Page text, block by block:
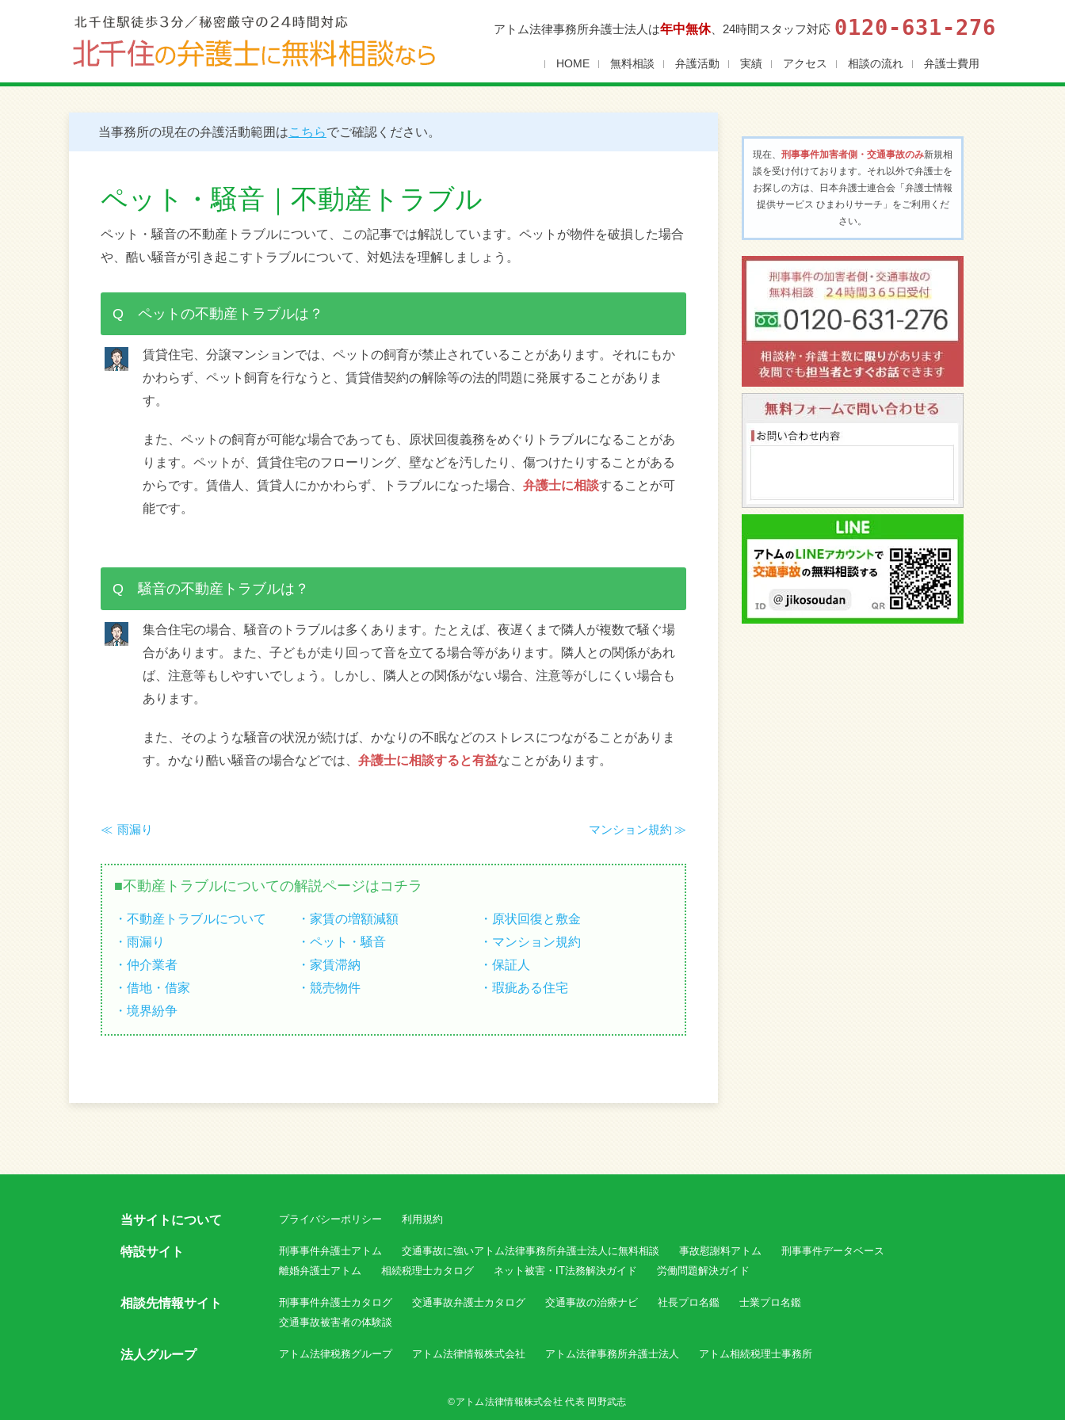
アトム法律事務所弁護士法人は年中無休、24時間スタッフ対応 0120-631-276
HOME 無料相談 弁護活動 実績 アクセス 相談の流れ 弁護士費用
当事務所の現在の弁護活動範囲はこちらでご確認ください。
ペット・騒音｜不動産トラブル
ペット・騒音の不動産トラブルについて、この記事では解説しています。ペットが物件を破損した場合
や、酷い騒音が引き起こすトラブルについて、対処法を理解しましょう。
Q ペットの不動産トラブルは？
賃貸住宅、分譲マンションでは、ペットの飼育が禁止されていることがあります。それにもか
かわらず、ペット飼育を行なうと、賃貸借契約の解除等の法的問題に発展することがありま
す。
また、ペットの飼育が可能な場合であっても、原状回復義務をめぐりトラブルになることがあ
ります。ペットが、賃貸住宅のフローリング、壁などを汚したり、傷つけたりすることがある
からです。賃借人、賃貸人にかかわらず、トラブルになった場合、 弁護士に相談することが可
能です。
Q 騒音の不動産トラブルは？
集合住宅の場合、騒音のトラブルは多くあります。たとえば、夜遅くまで隣人が複数で騒ぐ場
合があります。また、子どもが走り回って音を立てる場合等があります。隣人との関係があれ
ば、注意等もしやすいでしょう。しかし、隣人との関係がない場合、注意等がしにくい場合も
あります。
また、そのような騒音の状況が続けば、かなりの不眠などのストレスにつながることがありま
す。かなり酷い騒音の場合などでは、 弁護士に相談すると有益なことがあります。
雨漏り マンション規約
不動産トラブルについての解説ページはコチラ
不動産トラブルについて 家賃の増額減額
原状回復と敷金
雨漏り
ペット・騒音
マンション規約
仲介業者
家賃滞納
保証人
借地・借家
競売物件
瑕疵ある住宅
境界紛争
現在、 刑事事件加害者側・交通事故のみ新規相
談を受け付けております。それ以外で弁護士を
お探しの方は、日本弁護士連合会「弁護士情報
提供サービス ひまわりサーチ」をご利用くだ
さい。
当サイトについて プライバシーポリシー 利用規約
特設サイト 刑事事件弁護士アトム 交通事故に強いアトム法律事務所弁護士法人に無料相談 事故慰謝料アトム
刑事事件データベース
離婚弁護士アトム
相続税理士カタログ ネット被害・IT法務解決ガイド 労働問題解決ガイド
相談先情報サイト 刑事事件弁護士カタログ 交通事故弁護士カタログ 交通事故の治療ナビ 社長プロ名鑑
士業プロ名鑑
交通事故被害者の体験談
法人グループ アトム法律税務グループ アトム法律情報株式会社 アトム法律事務所弁護士法人 アトム相続税理士事務所
©アトム法律情報株式会社 代表 岡野武志